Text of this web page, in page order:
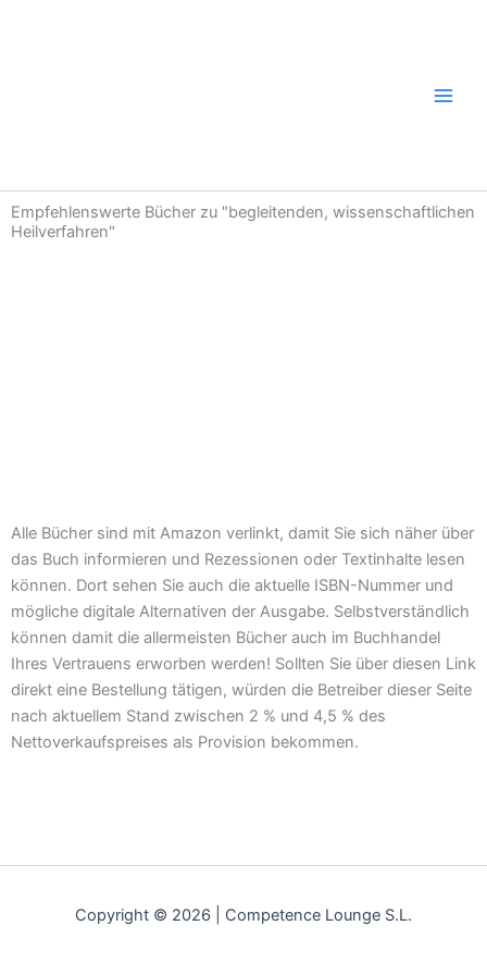
Empfehlenswerte Bücher zu "begleitenden, wissenschaftlichen
Heilverfahren"
Alle Bücher sind mit Amazon verlinkt, damit Sie sich näher über
das Buch informieren und Rezessionen oder Textinhalte lesen
können. Dort sehen Sie auch die aktuelle ISBN-Nummer und
mögliche digitale Alternativen der Ausgabe. Selbstverständlich
können damit die allermeisten Bücher auch im Buchhandel
Ihres Vertrauens erworben werden! Sollten Sie über diesen Link
direkt eine Bestellung tätigen, würden die Betreiber dieser Seite
nach aktuellem Stand zwischen 2 % und 4,5 % des
Nettoverkaufspreises als Provision bekommen.
Copyright © 2026 | Competence Lounge S.L.